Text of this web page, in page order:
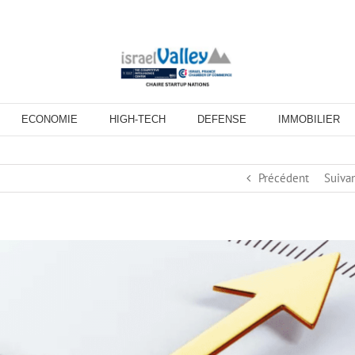
ECONOMIE HIGH-TECH DEFENSE IMMOBILIER
Précédent